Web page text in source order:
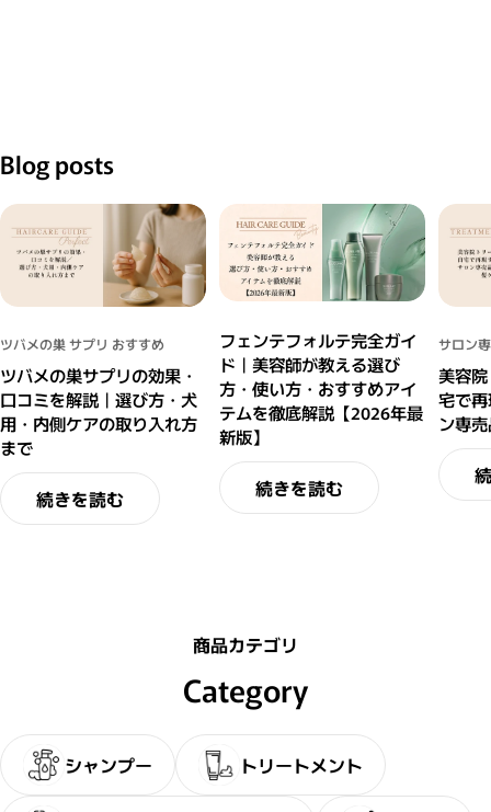
Blog posts
ツバメの巣 サプリ おすすめ
ツバメの巣サプリの効果・
口コミを解説｜選び方・犬
用・内側ケアの取り入れ方
まで
続きを読む
フェンテフォルテ完全ガイ
ド｜美容師が教える選び
方・使い方・おすすめアイ
テムを徹底解説【2026年最
新版】
続きを読む
サロン
美容
宅で
ン専
商品カテゴリ
Category
シャンプー トリートメント